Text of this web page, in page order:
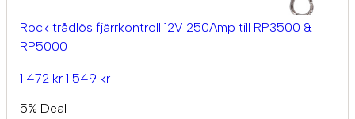
Rock trådlös fjärrkontroll 12V 250Amp till RP3500 &
RP5000
1 472 kr 1 549 kr
5% Deal